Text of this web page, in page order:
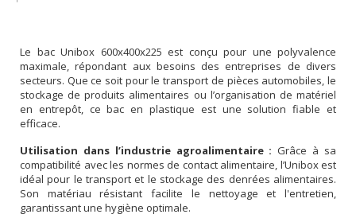
Le bac Unibox 600x400x225 est conçu pour une polyvalence
maximale, répondant aux besoins des entreprises de divers
secteurs. Que ce soit pour le transport de pièces automobiles, le
stockage de produits alimentaires ou l’organisation de matériel
en entrepôt, ce bac en plastique est une solution fiable et
efficace.
Utilisation dans l’industrie agroalimentaire : Grâce à sa
compatibilité avec les normes de contact alimentaire, l’Unibox est
idéal pour le transport et le stockage des denrées alimentaires.
Son matériau résistant facilite le nettoyage et l'entretien,
garantissant une hygiène optimale.